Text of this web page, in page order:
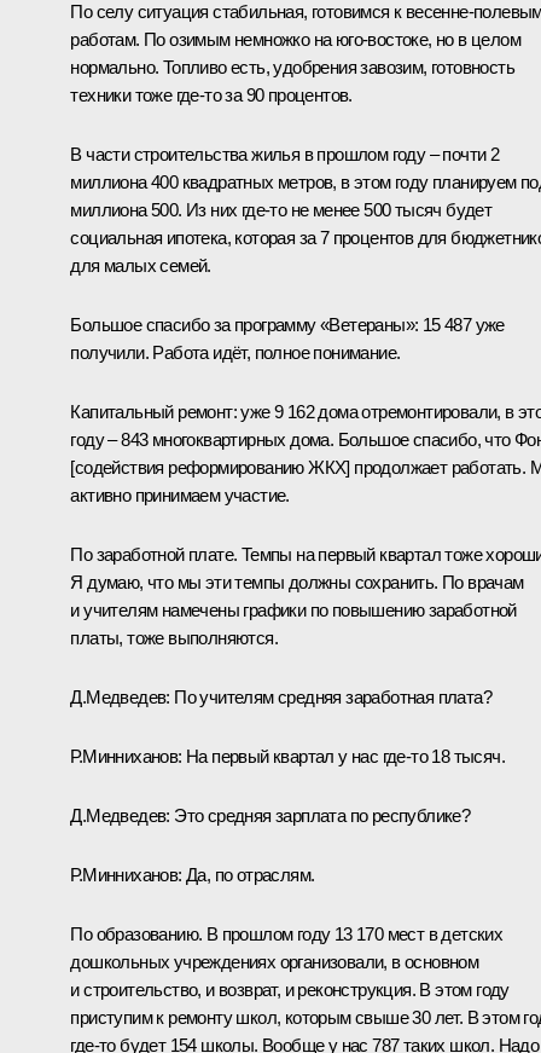
По селу ситуация стабильная, готовимся к весенне-
работам. По озимым немножко на юго-востоке, но в целом
нормально. Топливо есть, удобрения завозим, готовность
техники тоже где‑то за 90 процентов.
В части строительства жилья в прошлом году – почти 2
миллиона 400 квадратных метров, в этом году планируем
миллиона 500. Из них где‑то не менее 500 тысяч будет
социальная ипотека, которая за 7 процентов для
для малых семей.
Большое спасибо за программу «Ветераны»: 15 487 уже
получили. Работа идёт, полное понимание.
Капитальный ремонт: уже 9 162 дома отремонтировали, в
году – 843 многоквартирных дома. Большое спасибо, что
[содействия реформированию ЖКХ] продолжает работать.
активно принимаем участие.
По заработной плате. Темпы на первый квартал тоже
Я думаю, что мы эти темпы должны сохранить. По врачам
и учителям намечены графики по повышению заработной
платы, тоже выполняются.
Д.Медведев: По учителям средняя заработная плата?
Р.Минниханов: На первый квартал у нас где‑то 18 тысяч.
Д.Медведев: Это средняя зарплата по республике?
Р.Минниханов: Да, по отраслям.
По образованию. В прошлом году 13 170 мест в детских
дошкольных учреждениях организовали, в основном
и строительство, и возврат, и реконструкция. В этом году
приступим к ремонту школ, которым свыше 30 лет. В этом
где‑то будет 154 школы. Вообще у нас 787 таких школ. Надо